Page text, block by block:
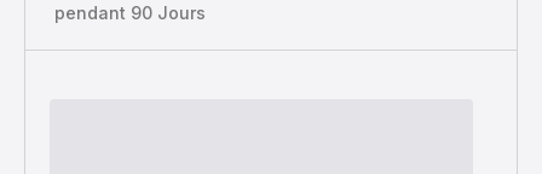
pendant 90 Jours